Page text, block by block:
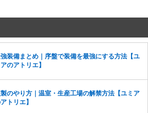
請する
ご了承ください。
ントは復元ができませんのでご注意くだ
の違反や、弊社に損害の及ぶ内容の書き込みがあ
をとらせていただく場合もございますので、あら
ませ。
装備まとめ｜序盤で装備を最強にする方法【ユ
アのアトリエ】
のやり方｜温室・生産工場の解禁方法【ユミア
トリエ】